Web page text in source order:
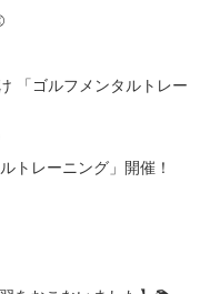
「ゴルフメンタルトレー
トレーニング」開催！